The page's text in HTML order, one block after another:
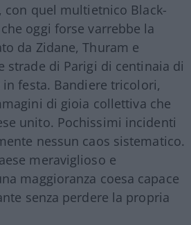
con quel multietnico Black-
oggi forse varrebbe la
da Zidane, Thuram e
strade di Parigi di centinaia di
festa. Bandiere tricolori,
di gioia collettiva che
unito. Pochissimi incidenti
nessun caos sistematico.
meraviglioso e
maggioranza coesa capace
senza perdere la propria